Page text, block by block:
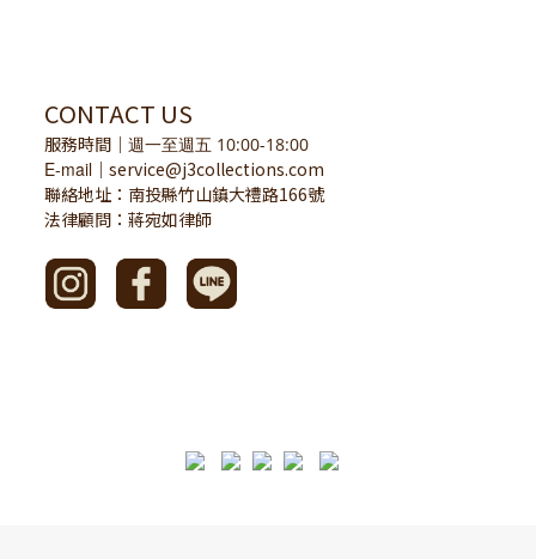
CONTACT US
服務時間 ｜ 週一至週五 10:00-18:00
E-mail ｜ service@j3collections.com
聯絡地址：南投縣竹山鎮大禮路166號
法律顧問：蔣宛如律師